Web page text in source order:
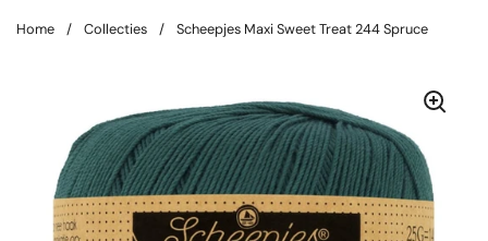
Home / Collecties / Scheepjes Maxi Sweet Treat 244 Spruce